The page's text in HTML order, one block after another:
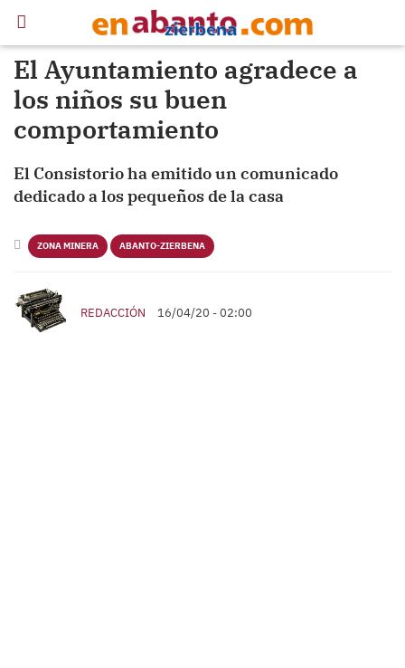
El Ayuntamiento agradece a
los niños su buen
comportamiento
El Consistorio ha emitido un comunicado
dedicado a los pequeños de la casa
ZONA MINERA ABANTO-ZIERBENA
REDACCIÓN 16/04/20 - 02:00